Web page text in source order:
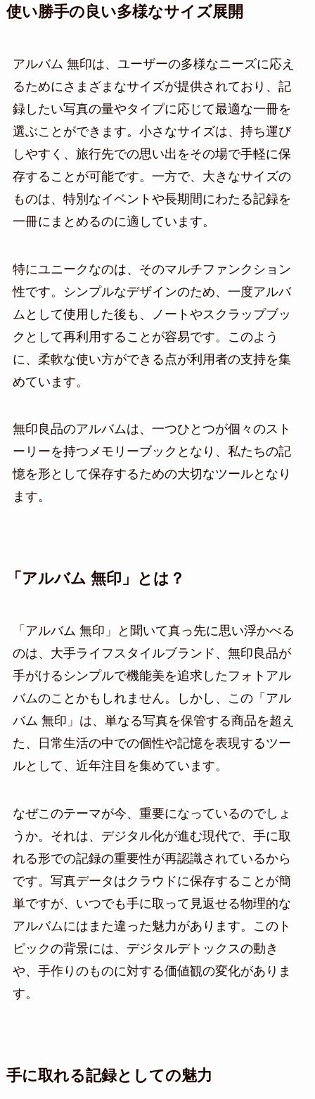
使い勝手の良い多様なサイズ展開
アルバム 無印は、ユーザーの多様なニーズに応え
るためにさまざまなサイズが提供されており、記
録したい写真の量やタイプに応じて最適な一冊を
選ぶことができます。小さなサイズは、持ち運び
しやすく、旅行先での思い出をその場で手軽に保
存することが可能です。一方で、大きなサイズの
ものは、特別なイベントや長期間にわたる記録を
一冊にまとめるのに適しています。
特にユニークなのは、そのマルチファンクション
性です。シンプルなデザインのため、一度アルバ
ムとして使用した後も、ノートやスクラップブッ
クとして再利用することが容易です。このよう
に、柔軟な使い方ができる点が利用者の支持を集
めています。
無印良品のアルバムは、一つひとつが個々のスト
ーリーを持つメモリーブックとなり、私たちの記
憶を形として保存するための大切なツールとなり
ます。
「アルバム 無印」とは？
「アルバム 無印」と聞いて真っ先に思い浮かべる
のは、大手ライフスタイルブランド、無印良品が
手がけるシンプルで機能美を追求したフォトアル
バムのことかもしれません。しかし、この「アル
バム 無印」は、単なる写真を保管する商品を超え
た、日常生活の中での個性や記憶を表現するツー
ルとして、近年注目を集めています。
なぜこのテーマが今、重要になっているのでしょ
うか。それは、デジタル化が進む現代で、手に取
れる形での記録の重要性が再認識されているから
です。写真データはクラウドに保存することが簡
単ですが、いつでも手に取って見返せる物理的な
アルバムにはまた違った魅力があります。このト
ピックの背景には、デジタルデトックスの動き
や、手作りのものに対する価値観の変化がありま
す。
手に取れる記録としての魅力